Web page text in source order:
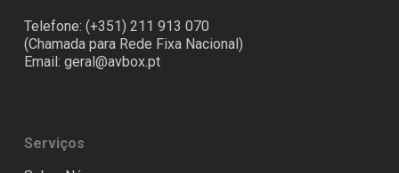
Telefone: (+351) 211 913 070
(Chamada para Rede Fixa Nacional)
Email: geral@avbox.pt
Serviços